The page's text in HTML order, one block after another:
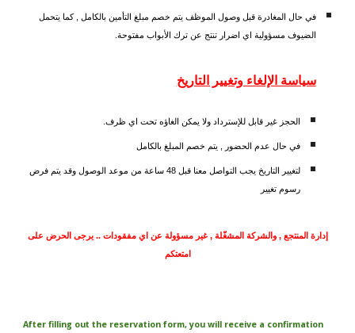
في حال المغادرة قبل وصول الموظف يتم خصم مبلغ التأمين بالكامل , كما يتحمل
الضيوف مسؤولية اي اضرار تنتج عن ترك الأبواب مفتوحة.
سياسة الإلغاء وتغيير التاريخ
الحجز غير قابل للإسترداد ولا يمكن الغاؤه تحت اي ظرف.
في حال عدم الحضور , يتم خصم المبلغ بالكامل
لتغيير التاريخ يجب التواصل معنا قبل 48 ساعة من موعد الوصول وقد يتم فرض
رسوم تغيير
إدارة المنتجع , والشركة المشغّلة , غير مسؤولة عن اي مفقودات .. يرجى الحرض على
امتعتكم
After filling out the reservation form, you will receive a confirmation